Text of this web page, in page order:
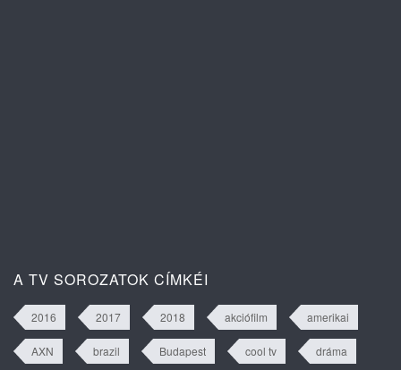
A TV SOROZATOK CÍMKÉI
2016 2017 2018 akciófilm amerikai
AXN brazil Budapest cool tv dráma